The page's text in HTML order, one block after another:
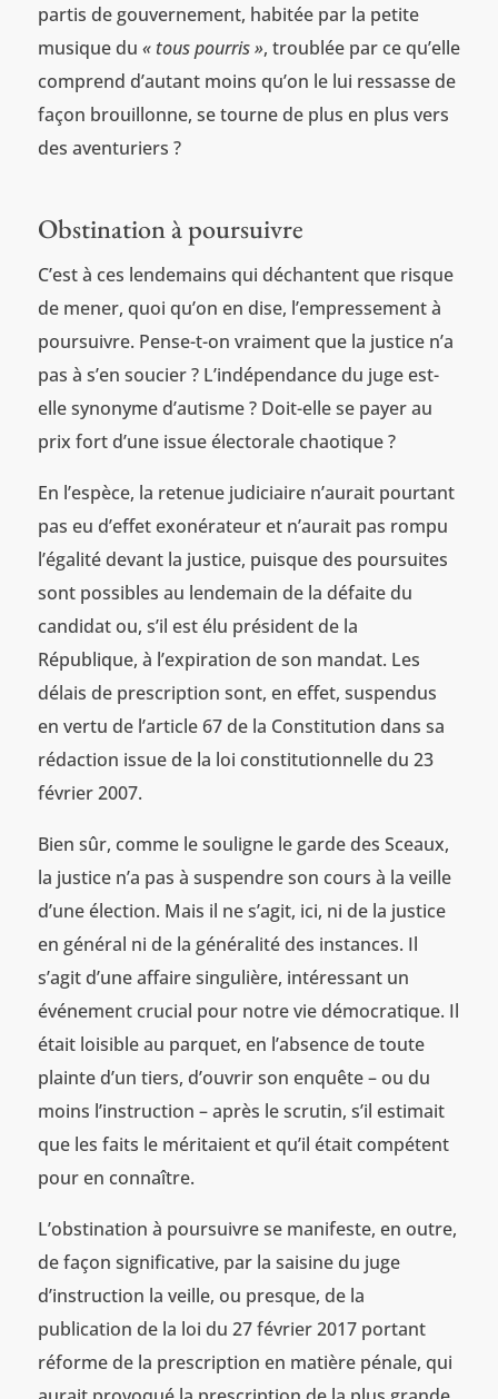
partis de gouvernement, habitée par la petite
musique du « tous pourris », troublée par ce qu’elle
comprend d’autant moins qu’on le lui ressasse de
façon brouillonne, se tourne de plus en plus vers
des aventuriers ?
Obstination à poursuivre
C’est à ces lendemains qui déchantent que risque
de mener, quoi qu’on en dise, l’empressement à
poursuivre. Pense-t-on vraiment que la justice n’a
pas à s’en soucier ? L’indépendance du juge est-
elle synonyme d’autisme ? Doit-elle se payer au
prix fort d’une issue électorale chaotique ?
En l’espèce, la retenue judiciaire n’aurait pourtant
pas eu d’effet exonérateur et n’aurait pas rompu
l’égalité devant la justice, puisque des poursuites
sont possibles au lendemain de la défaite du
candidat ou, s’il est élu président de la
République, à l’expiration de son mandat. Les
délais de prescription sont, en effet, suspendus
en vertu de l’article 67 de la Constitution dans sa
rédaction issue de la loi constitutionnelle du 23
février 2007.
Bien sûr, comme le souligne le garde des Sceaux,
la justice n’a pas à suspendre son cours à la veille
d’une élection. Mais il ne s’agit, ici, ni de la justice
en général ni de la généralité des instances. Il
s’agit d’une affaire singulière, intéressant un
événement crucial pour notre vie démocratique. Il
était loisible au parquet, en l’absence de toute
plainte d’un tiers, d’ouvrir son enquête – ou du
moins l’instruction – après le scrutin, s’il estimait
que les faits le méritaient et qu’il était compétent
pour en connaître.
L’obstination à poursuivre se manifeste, en outre,
de façon significative, par la saisine du juge
d’instruction la veille, ou presque, de la
publication de la loi du 27 février 2017 portant
réforme de la prescription en matière pénale, qui